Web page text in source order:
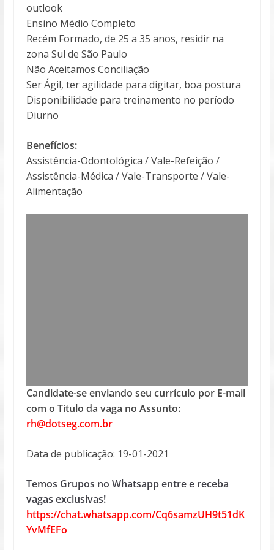
outlook
Ensino Médio Completo
Recém Formado, de 25 a 35 anos, residir na
zona Sul de São Paulo
Não Aceitamos Conciliação
Ser Ágil, ter agilidade para digitar, boa postura
Disponibilidade para treinamento no período
Diurno
Benefícios:
Assistência-Odontológica / Vale-Refeição /
Assistência-Médica / Vale-Transporte / Vale-
Alimentação
Candidate-se enviando seu currículo por E-mail
com o Titulo da vaga no Assunto:
rh@dotseg.com.br
Data de publicação: 19-01-2021
Temos Grupos no Whatsapp entre e receba
vagas exclusivas!
https://chat.whatsapp.com/Cq6samzUH9t51dK
YvMfEFo